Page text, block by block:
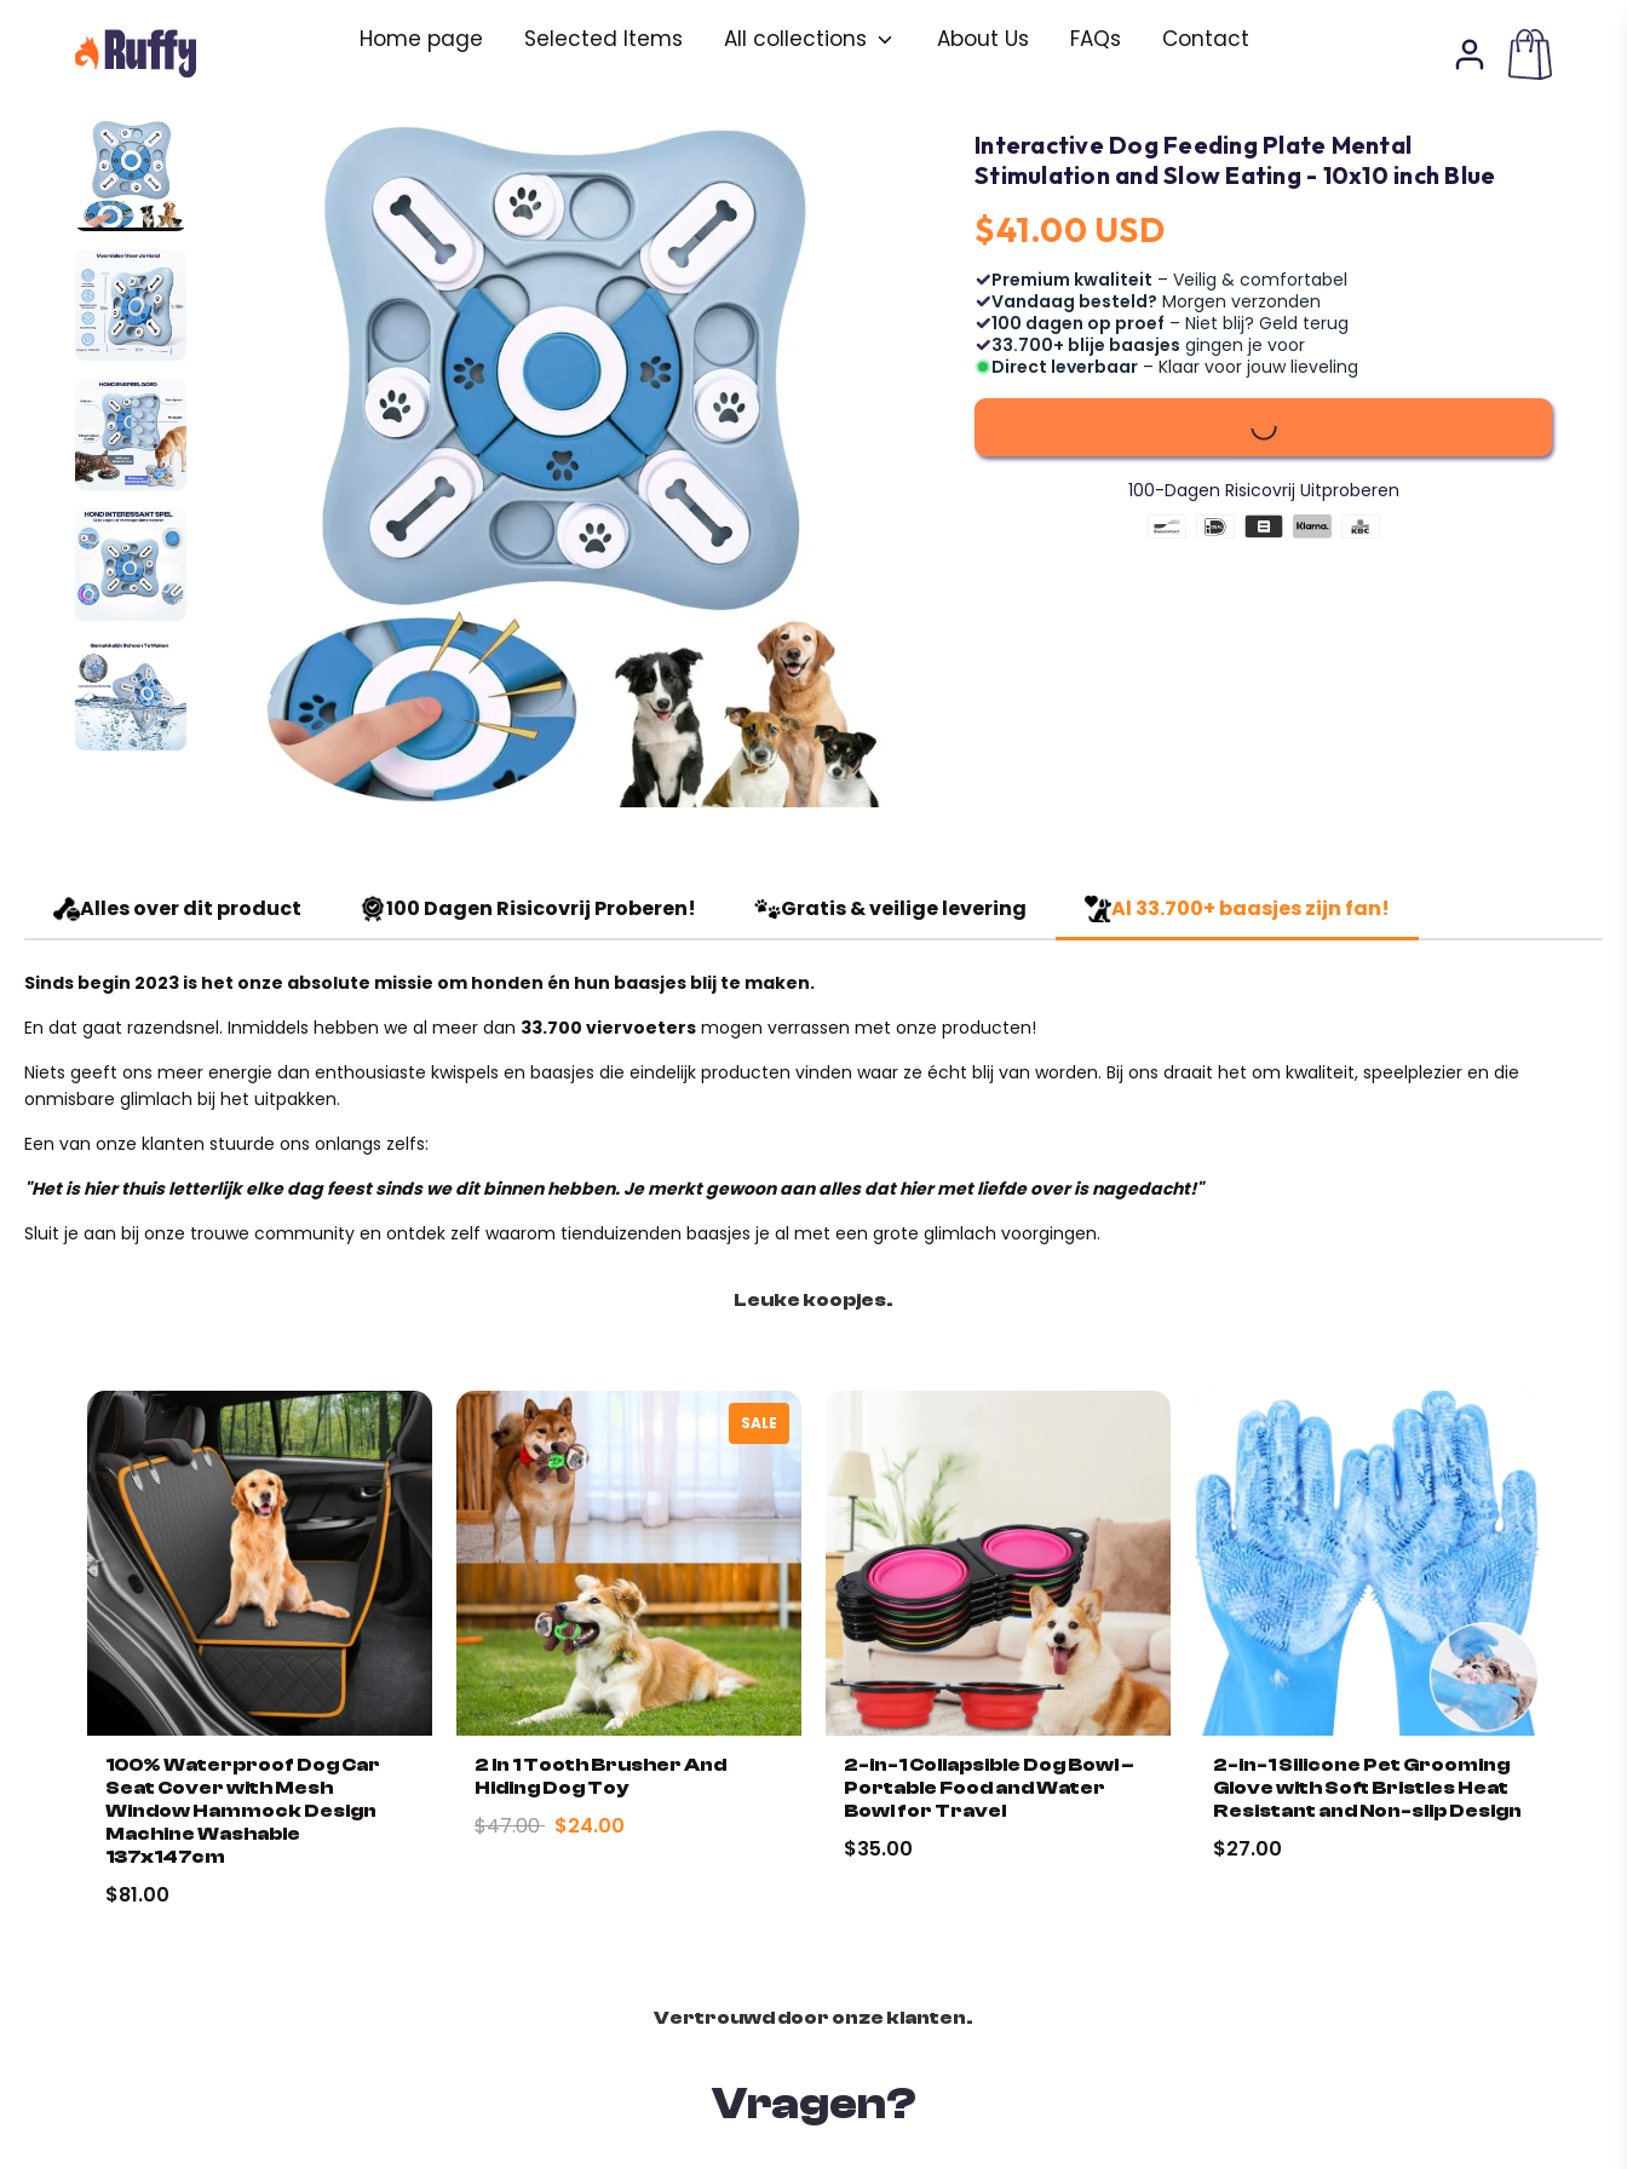
content
Home page Selected Items All collections About Us FAQs Contact
Interactive Dog Feeding Plate Mental
Stimulation and Slow Eating - 10x10 inch Blue
$41.00 USD
Premium kwaliteit – Veilig & comfortabel
Vandaag besteld? Morgen verzonden
100 dagen op proef – Niet blij? Geld terug
33.700+ blije baasjes gingen je voor
Direct leverbaar – Klaar voor jouw lieveling
100-Dagen Risicovrij Uitproberen
Alles over dit product 100 Dagen Risicovrij Proberen! Gratis & veilige levering Al 33.700+ baasjes zijn fan!
Sinds begin 2023 is het onze absolute missie om honden én hun baasjes blij te maken.
En dat gaat razendsnel. Inmiddels hebben we al meer dan 33.700 viervoeters mogen verrassen met onze producten!
Niets geeft ons meer energie dan enthousiaste kwispels en baasjes die eindelijk producten vinden waar ze écht blij van worden. Bij ons draait het om kwaliteit, speelplezier en die
onmisbare glimlach bij het uitpakken.
Een van onze klanten stuurde ons onlangs zelfs:
"Het is hier thuis letterlijk elke dag feest sinds we dit binnen hebben. Je merkt gewoon aan alles dat hier met liefde over is nagedacht!"
Sluit je aan bij onze trouwe community en ontdek zelf waarom tienduizenden baasjes je al met een grote glimlach voorgingen.
Leuke koopjes.
100% Waterproof Dog Car
Seat Cover with Mesh
Window Hammock Design
Machine Washable
137x147cm
$81.00
SALE
2 In 1 Tooth Brusher And
Hiding Dog Toy
$47.00 $24.00
2-in-1 Collapsible Dog Bowl –
Portable Food and Water
Bowl for Travel
$35.00
2-in-1 Silicone Pet Grooming
Glove with Soft Bristles Heat
Resistant and Non-slip Design
$27.00
Vertrouwd door onze klanten.
Vragen?